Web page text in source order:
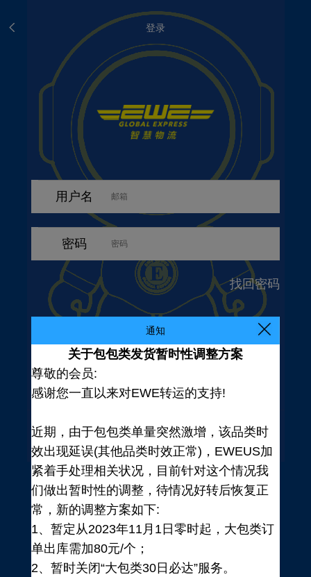
登录
用户名
密码
找回密码
通知
关于包包类发货暂时性调整方案
尊敬的会员:
感谢您一直以来对EWE转运的支持!
近期，由于包包类单量突然激增，该品类时
效出现延误(其他品类时效正常)，EWEUS加
紧着手处理相关状况，目前针对这个情况我
们做出暂时性的调整，待情况好转后恢复正
常，新的调整方案如下:
1、暂定从2023年11月1日零时起，大包类订
单出库需加80元/个；
2、暂时关闭“大包类30日必达”服务。